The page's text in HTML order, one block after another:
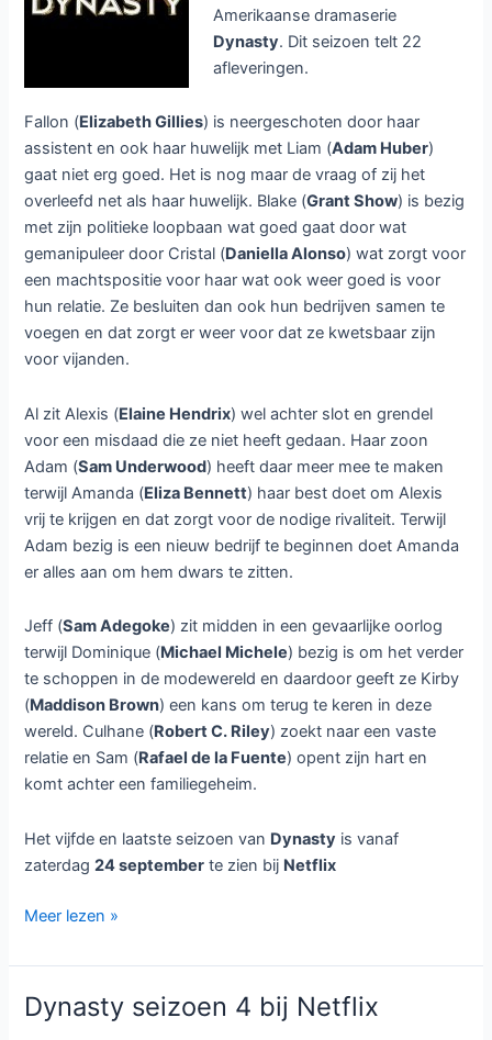
Amerikaanse dramaserie
Dynasty. Dit seizoen telt 22
afleveringen.
Fallon (Elizabeth Gillies) is neergeschoten door haar
assistent en ook haar huwelijk met Liam (Adam Huber)
gaat niet erg goed. Het is nog maar de vraag of zij het
overleefd net als haar huwelijk. Blake (Grant Show) is bezig
met zijn politieke loopbaan wat goed gaat door wat
gemanipuleer door Cristal (Daniella Alonso) wat zorgt voor
een machtspositie voor haar wat ook weer goed is voor
hun relatie. Ze besluiten dan ook hun bedrijven samen te
voegen en dat zorgt er weer voor dat ze kwetsbaar zijn
voor vijanden.
Al zit Alexis (Elaine Hendrix) wel achter slot en grendel
voor een misdaad die ze niet heeft gedaan. Haar zoon
Adam (Sam Underwood) heeft daar meer mee te maken
terwijl Amanda (Eliza Bennett) haar best doet om Alexis
vrij te krijgen en dat zorgt voor de nodige rivaliteit. Terwijl
Adam bezig is een nieuw bedrijf te beginnen doet Amanda
er alles aan om hem dwars te zitten.
Jeff (Sam Adegoke) zit midden in een gevaarlijke oorlog
terwijl Dominique (Michael Michele) bezig is om het verder
te schoppen in de modewereld en daardoor geeft ze Kirby
(Maddison Brown) een kans om terug te keren in deze
wereld. Culhane (Robert C. Riley) zoekt naar een vaste
relatie en Sam (Rafael de la Fuente) opent zijn hart en
komt achter een familiegeheim.
Het vijfde en laatste seizoen van Dynasty is vanaf
zaterdag24 september te zien bij Netflix
Dynasty
5
bij
Netflix
Meer lezen »
Dynasty seizoen 4 bij Netflix